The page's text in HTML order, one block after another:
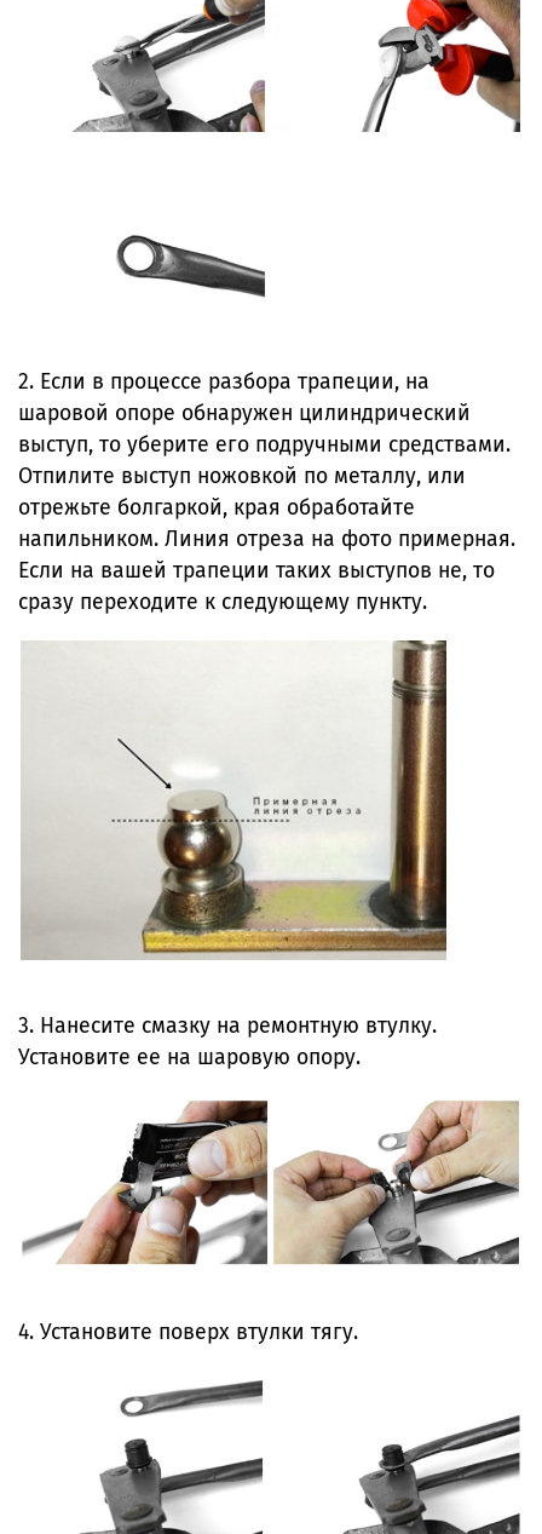
2. Если в процессе разбора трапеции, на
шаровой опоре обнаружен цилиндрический
выступ, то уберите его подручными средствами.
Отпилите выступ ножовкой по металлу, или
отрежьте болгаркой, края обработайте
напильником. Линия отреза на фото примерная.
Если на вашей трапеции таких выступов не, то
сразу переходите к следующему пункту.
3. Нанесите смазку на ремонтную втулку.
Установите ее на шаровую опору.
4. Установите поверх втулки тягу.